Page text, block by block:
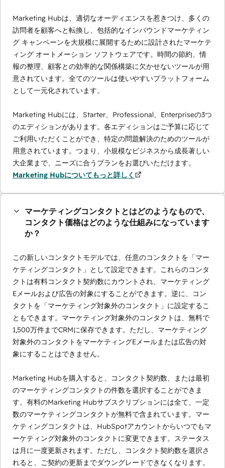
Marketing Hubは、適切なオーディエンスを惹きつけ、多くの
訪問者を顧客へと転換し、包括的なインバウンドマーケティン
グ キャンペーンを大規模に展開するために設計されたマーケテ
ィング オートメーション ソフトウェアです。時間の節約、情
報の整理、顧客との効率的な関係構築に欠かせないツールが用
意されています。全てのツールは使いやすいプラットフォーム
として一元化されています。
Marketing Hubには、Starter、Professional、Enterpriseの3つ
のエディションがあります。各エディションはご予算に応じて
ご利用いただくことができ、特定の問題解決のためのツールが
用意されています。つまり、小規模なビジネスから成長著しい
大企業まで、ニーズに合うプランをお選びいただけます。
Marketing Hubについてもっと詳しく
マーケティングコンタクトとはどのようなもので、
コンタクト価格はどのような仕組みになっています
か？
この新しいコンタクトモデルでは、任意のコンタクトを「マー
ケティングコンタクト」として設定できます。これらのコンタ
クトは有料コンタクト契約数にカウントされ、マーケティング
Eメールおよび広告の対象にすることができます。逆に、コン
タクトを「マーケティング対象外のコンタクト」に設定するこ
ともできます。マーケティング対象外のコンタクトは、無料で
1,500万件までCRMに保存できます。ただし、マーケティング
対象外のコンタクトをマーケティングEメールまたは広告の対
象にすることはできません。
Marketing Hubを購入すると、コンタクト契約数、または最初
のマーケティングコンタクトの件数を選択することができま
す。有料のMarketing Hubサブスクリプションには全て、一定
数のマーケティングコンタクトが無料で含まれています。マー
ケティングコンタクトは、HubSpotアカウントからいつでもマ
ーケティング対象外のコンタクトに変更できます。ステータス
は月に一度更新されます。ただし、コンタクト契約数を選択さ
れると、ご契約の更新までダウングレードできなくなります。